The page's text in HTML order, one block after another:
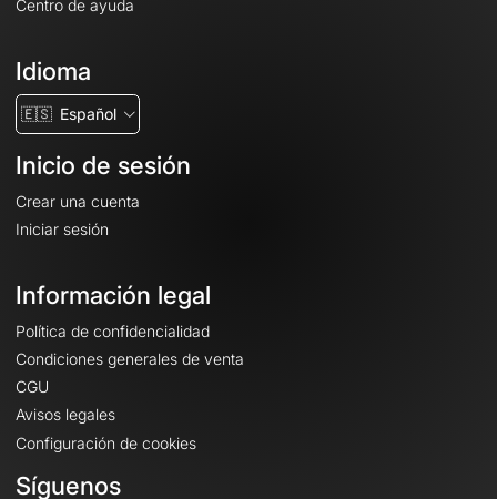
Centro de ayuda
Idioma
🇪🇸 Español
Inicio de sesión
Crear una cuenta
Iniciar sesión
Información legal
Política de confidencialidad
Condiciones generales de venta
CGU
Avisos legales
Configuración de cookies
Síguenos